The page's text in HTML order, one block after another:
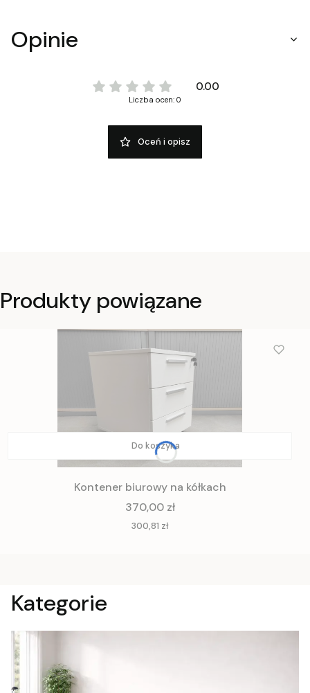
Opinie
0.00
Liczba ocen: 0
Oceń i opisz
Produkty powiązane
Do koszyka
Kontener biurowy na kółkach
Cena
370,00 zł
Cena
300,81 zł
Kategorie